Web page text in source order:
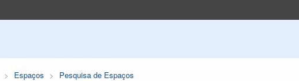
Espaços Pesquisa de Espaços